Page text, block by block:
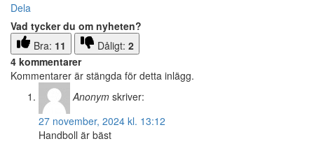
Dela
Vad tycker du om nyheten?
Bra: 11 Dåligt: 2
4 kommentarer
Kommentarer är stängda för detta inlägg.
Anonym skriver:
27 november, 2024 kl. 13:12
Handboll är bäst